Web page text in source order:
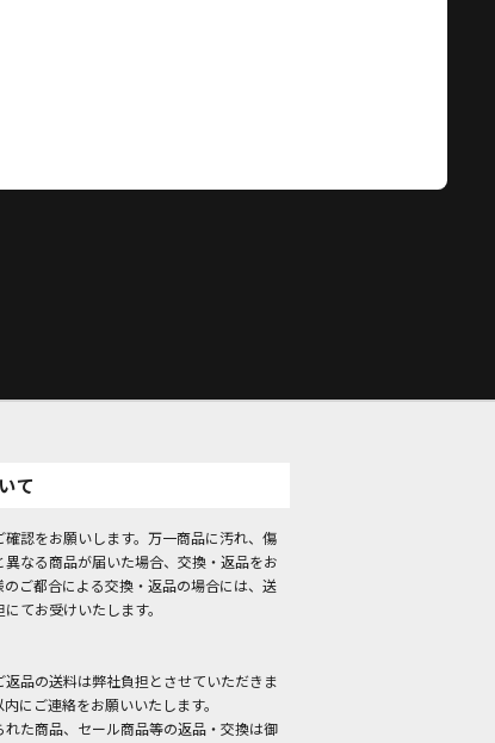
て
認をお願いします。万一商品に汚れ、傷
なる商品が届いた場合、交換・返品をお
ご都合による交換・返品の場合には、送
てお受けいたします。
品の送料は弊社負担とさせていただきま
にご連絡をお願いいたします。
れた商品、セール商品等の返品・交換は御